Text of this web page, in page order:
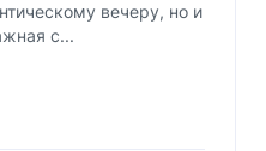
вечеру, но и
с...